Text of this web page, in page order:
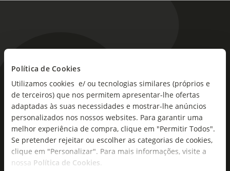
Política de Cookies
Utilizamos cookies e/ ou tecnologias similares (próprios e
de terceiros) que nos permitem apresentar-lhe ofertas
adaptadas às suas necessidades e mostrar-lhe anúncios
personalizados nos nossos websites. Para garantir uma
melhor experiência de compra, clique em "Permitir Todos".
Se pretender rejeitar ou escolher as categorias de cookies,
clique em "Personalizar". Para mais informações, visite a
nossa Política de Cookies
As novidades mais frescas no
seu e-mail!
Subscreva e descubra campanhas exclusivas,
ofertas e novidades para si.
Insira o seu e-
mail
Subscrever